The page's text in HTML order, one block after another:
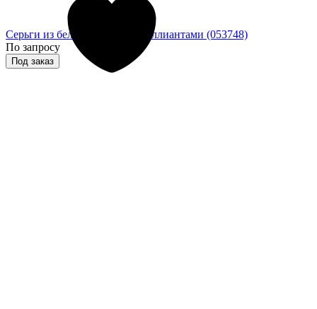
Серьги из белого золота с бриллиантами (053748)
По запросу
Под заказ